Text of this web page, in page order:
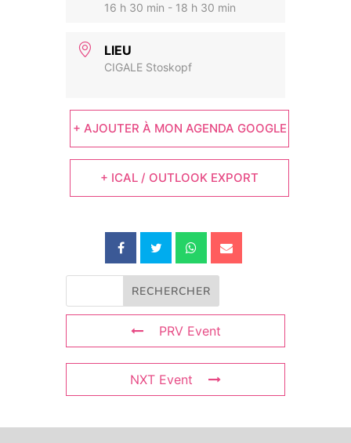
16 h 30 min - 18 h 30 min
LIEU
CIGALE Stoskopf
+ AJOUTER À MON AGENDA GOOGLE
+ ICAL / OUTLOOK EXPORT
PRV Event
NXT Event